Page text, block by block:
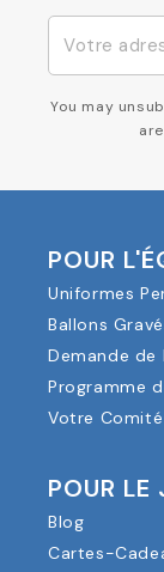
You may
POUR
Uniformes
Ballons
Demande de
Programme
Votre
POUR LE
Blog
Cartes-